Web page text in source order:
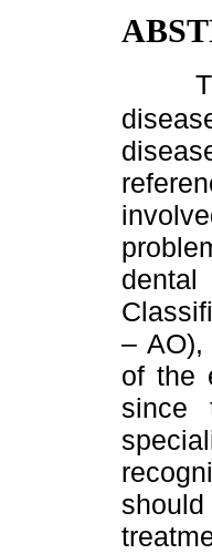
– AO),
of the
since